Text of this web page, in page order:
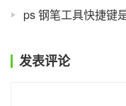
ps 钢笔工具快捷键
发表评论